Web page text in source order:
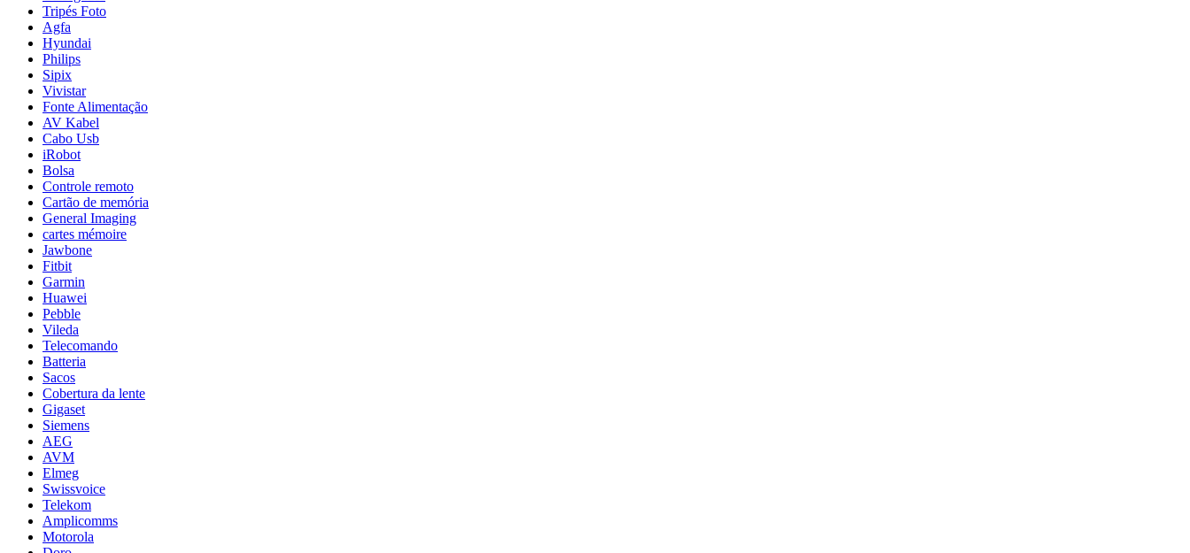
Tripés Foto
Agfa
Hyundai
Philips
Sipix
Vivistar
Fonte Alimentação
AV Kabel
Cabo Usb
iRobot
Bolsa
Controle remoto
Cartão de memória
General Imaging
cartes mémoire
Jawbone
Fitbit
Garmin
Huawei
Pebble
Vileda
Telecomando
Batteria
Sacos
Cobertura da lente
Gigaset
Siemens
AEG
AVM
Elmeg
Swissvoice
Telekom
Amplicomms
Motorola